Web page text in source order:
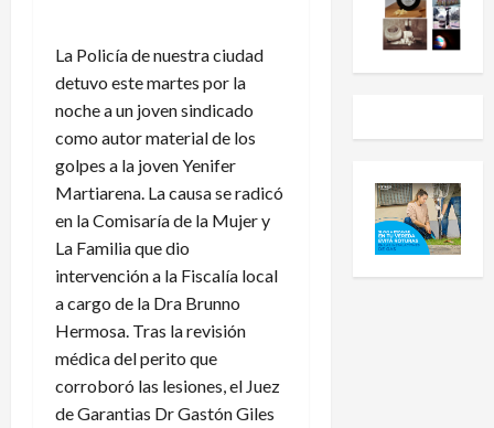
La Policía de nuestra ciudad
detuvo este martes por la
noche a un joven sindicado
como autor material de los
golpes a la joven Yenifer
Martiarena. La causa se radicó
en la Comisaría de la Mujer y
La Familia que dio
intervención a la Fiscalía local
a cargo de la Dra Brunno
Hermosa. Tras la revisión
médica del perito que
corroboró las lesiones, el Juez
de Garantias Dr Gastón Giles